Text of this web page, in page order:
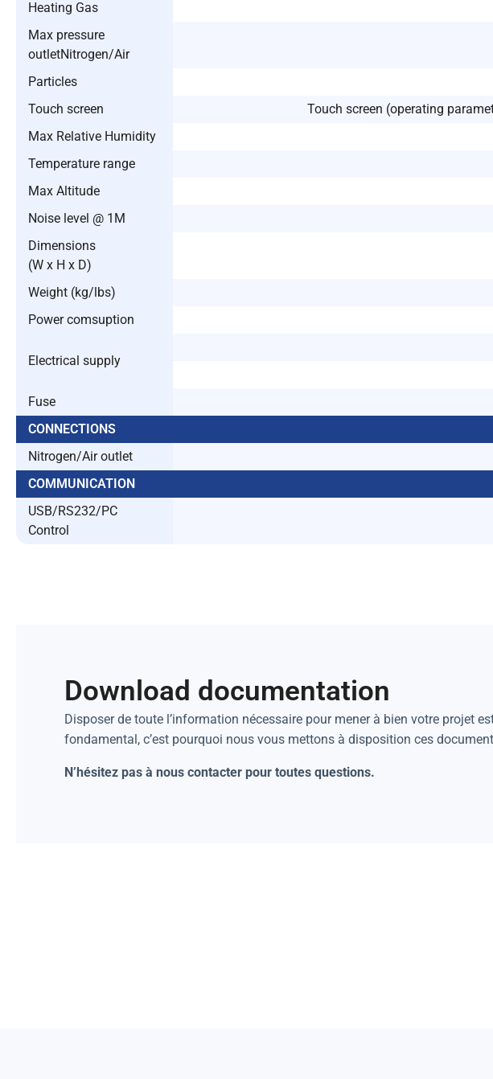
Heating Gas
Max pressure
outletNitrogen/Air
Particles
Touch screen
Touch screen (operating
Max Relative Humidity
Temperature range
Max Altitude
Noise level @ 1M
Dimensions
(W x H x D)
Weight (kg/lbs)
Power comsuption
Electrical supply
Fuse
CONNECTIONS
Nitrogen/Air outlet
COMMUNICATION
USB/RS232/PC
Control
Download documentation
Disposer de toute l’information nécessaire pour mener à bien votre projet
fondamental, c’est pourquoi nous vous mettons à disposition ces
N’hésitez pas à nous contacter pour toutes questions.